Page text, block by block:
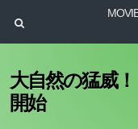
大自然の猛威
開始